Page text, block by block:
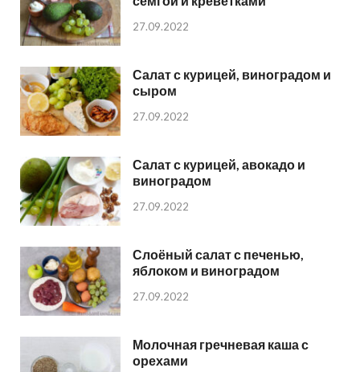
27.09.2022
Салат с курицей, виноградом и
сыром
27.09.2022
Салат с курицей, авокадо и
виноградом
27.09.2022
Слоёный салат с печенью,
яблоком и виноградом
27.09.2022
Молочная гречневая каша с
орехами